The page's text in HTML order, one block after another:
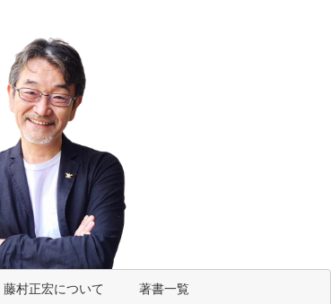
藤村正宏について
著書一覧